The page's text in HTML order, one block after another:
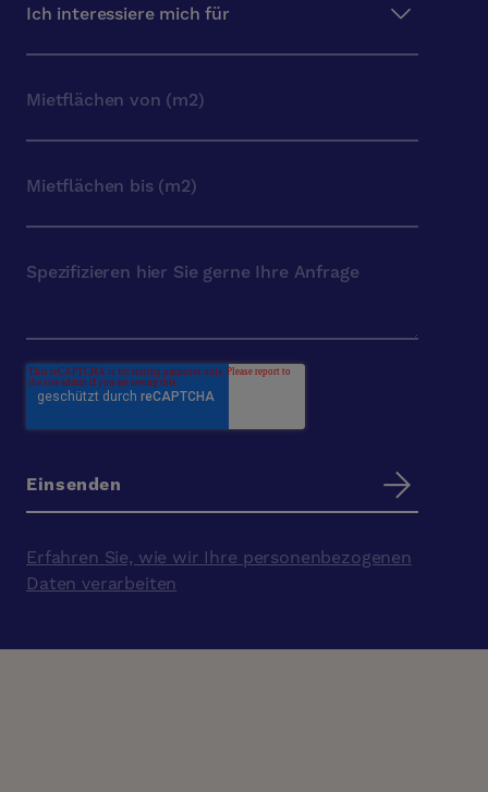
Erfahren Sie, wie wir Ihre personenbezogenen
Daten verarbeiten